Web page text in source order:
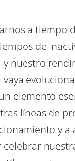
a tiempo
de
nuestro
elemento
líneas de
y a